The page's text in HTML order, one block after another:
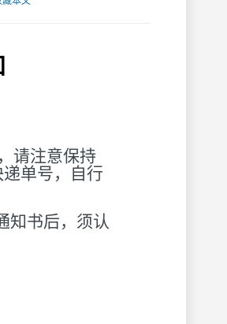
请注意保持
单号，自行
知书后，须认